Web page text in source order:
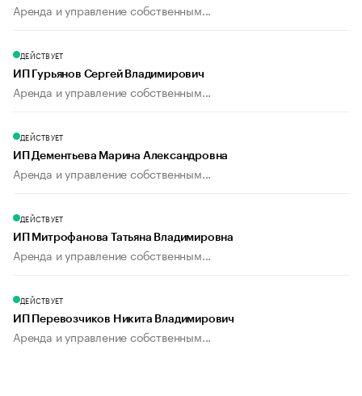
Аренда и управление собственным...
ДЕЙСТВУЕТ
ИП Гурьянов Сергей Владимирович
Аренда и управление собственным...
ДЕЙСТВУЕТ
ИП Дементьева Марина Александровна
Аренда и управление собственным...
ДЕЙСТВУЕТ
ИП Митрофанова Татьяна Владимировна
Аренда и управление собственным...
ДЕЙСТВУЕТ
ИП Перевозчиков Никита Владимирович
Аренда и управление собственным...